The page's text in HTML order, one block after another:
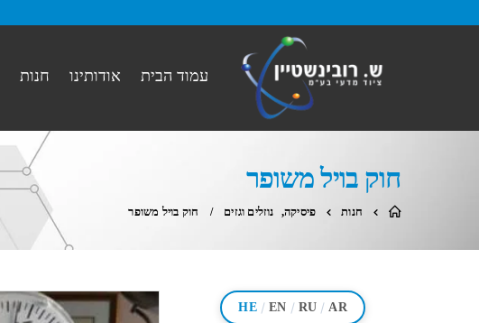
עמוד הבית אודותינו חנות
חוק בויל משופר
חנות פיסיקה, נוזלים וגזים חוק בויל משופר
HE / EN / RU / AR